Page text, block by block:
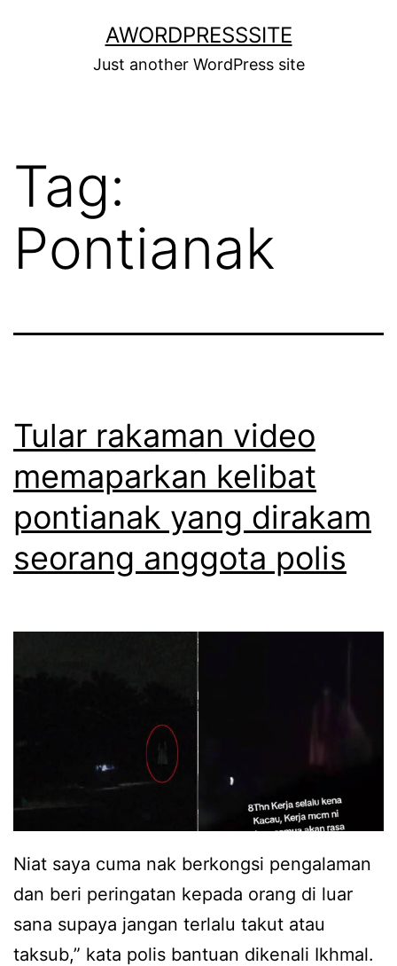
AWORDPRESSSITE
Just another WordPress site
Tag:
Pontianak
Tular rakaman video
memaparkan kelibat
pontianak yang dirakam
seorang anggota polis
Niat saya cuma nak berkongsi pengalaman
dan beri peringatan kepada orang di luar
sana supaya jangan terlalu takut atau
taksub,” kata polis bantuan dikenali Ikhmal.